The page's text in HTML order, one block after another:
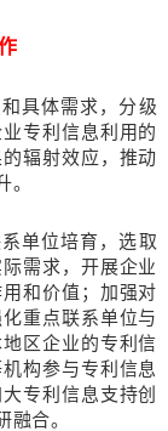
具体需求，分级
专利信息利用的
辐射效应，推动
单位培育，选取
需求，开展企业
和价值；加强对
重点联系单位与
区企业的专利信
构参与专利信息
专利信息支持创
合。